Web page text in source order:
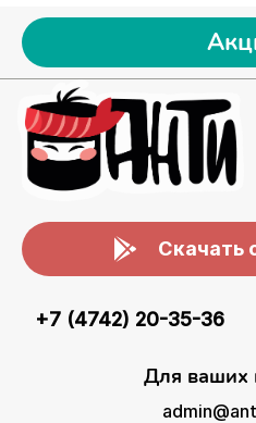
Скачать
+7 (4742) 20-35-36
Для ваших